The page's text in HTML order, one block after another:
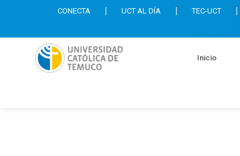
CONECTA UCT AL DÍA TEC-UCT
Inicio